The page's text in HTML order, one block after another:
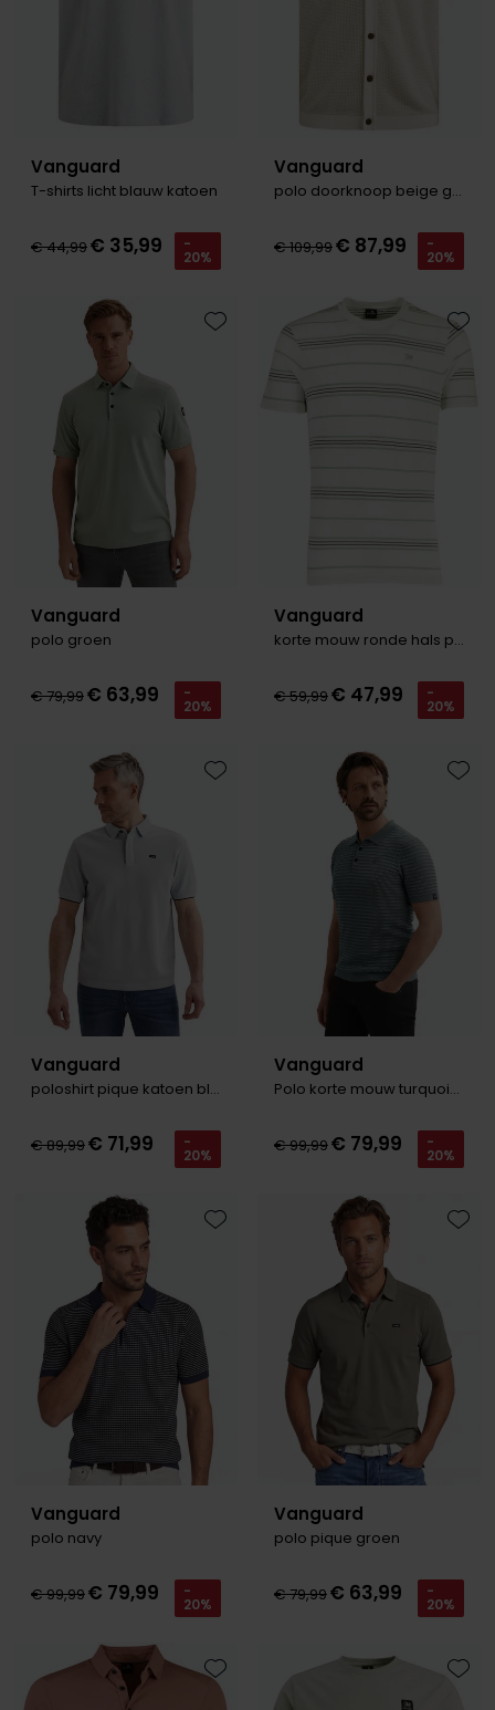
Vanguard
T-shirts licht blauw katoen
€ 44,99€ 35,99 -
20%
Vanguard
polo doorknoop beige gebreid
€ 109,99€ 87,99 -
20%
Vanguard
polo groen
€ 79,99€ 63,99 -
20%
Toevoegen aan favorieten
Vanguard
korte mouw ronde hals pique wit
€ 59,99€ 47,99 -
20%
Vanguard
poloshirt pique katoen blauw
€ 89,99€ 71,99 -
20%
Toevoegen aan favorieten
Vanguard
Polo korte mouw turquoise jacquardpatroon
€ 99,99€ 79,99 -
20%
Vanguard
polo navy
€ 99,99€ 79,99 -
20%
Toevoegen aan favorieten
Vanguard
polo pique groen
€ 79,99€ 63,99 -
20%
Toevoegen aan favorieten